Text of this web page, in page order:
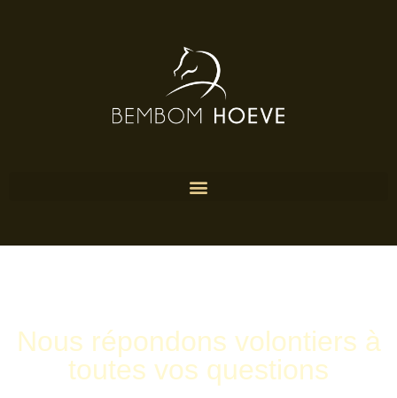
Nous répondons volontiers à
toutes vos questions